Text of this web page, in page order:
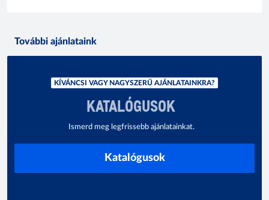
További ajánlataink
KÍVÁNCSI VAGY NAGYSZERŰ AJÁNLATAINKRA?
KATALÓGUSOK
Ismerd meg legfrissebb ajánlatainkat.
Katalógusok